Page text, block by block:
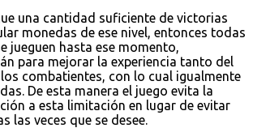
una cantidad suficiente de victorias
monedas de ese nivel, entonces todas
jueguen hasta ese momento,
para mejorar la experiencia tanto del
combatientes, con lo cual igualmente
De esta manera el juego evita la
a esta limitación en lugar de evitar
las veces que se desee.